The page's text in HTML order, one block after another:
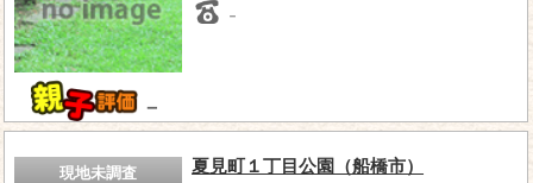
－
－
現地未調査 夏見町１丁目公園（船橋市）